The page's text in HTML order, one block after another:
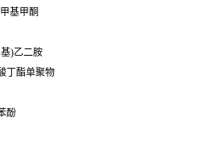
基甲酮
)乙二胺
丁酯单聚物
酚